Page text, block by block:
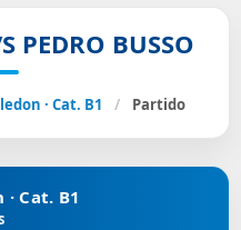
PEDRO BUSSO
· Cat. B1 / Partido
Cat. B1